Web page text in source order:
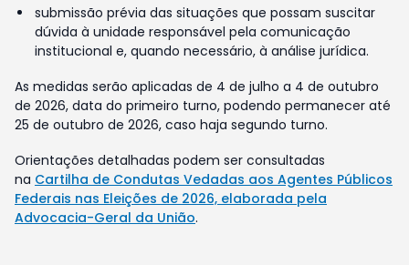
submissão prévia das situações que possam suscitar
dúvida à unidade responsável pela comunicação
institucional e, quando necessário, à análise jurídica.
As medidas serão aplicadas de 4 de julho a 4 de outubro
de 2026, data do primeiro turno, podendo permanecer até
25 de outubro de 2026, caso haja segundo turno.
Orientações detalhadas podem ser consultadas
na Cartilha de Condutas Vedadas aos Agentes Públicos
Federais nas Eleições de 2026, elaborada pela
Advocacia-Geral da União.